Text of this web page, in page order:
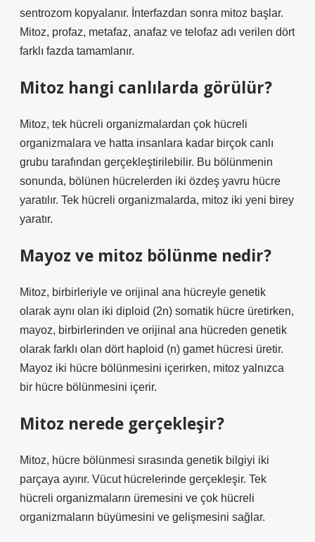
sentrozom kopyalanır. İnterfazdan sonra mitoz başlar.
Mitoz, profaz, metafaz, anafaz ve telofaz adı verilen dört
farklı fazda tamamlanır.
Mitoz hangi canlılarda görülür?
Mitoz, tek hücreli organizmalardan çok hücreli
organizmalara ve hatta insanlara kadar birçok canlı
grubu tarafından gerçekleştirilebilir. Bu bölünmenin
sonunda, bölünen hücrelerden iki özdeş yavru hücre
yaratılır. Tek hücreli organizmalarda, mitoz iki yeni birey
yaratır.
Mayoz ve mitoz bölünme nedir?
Mitoz, birbirleriyle ve orijinal ana hücreyle genetik
olarak aynı olan iki diploid (2n) somatik hücre üretirken,
mayoz, birbirlerinden ve orijinal ana hücreden genetik
olarak farklı olan dört haploid (n) gamet hücresi üretir.
Mayoz iki hücre bölünmesini içerirken, mitoz yalnızca
bir hücre bölünmesini içerir.
Mitoz nerede gerçekleşir?
Mitoz, hücre bölünmesi sırasında genetik bilgiyi iki
parçaya ayırır. Vücut hücrelerinde gerçekleşir. Tek
hücreli organizmaların üremesini ve çok hücreli
organizmaların büyümesini ve gelişmesini sağlar.